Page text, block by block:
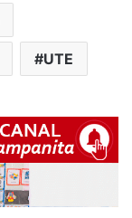
UTE